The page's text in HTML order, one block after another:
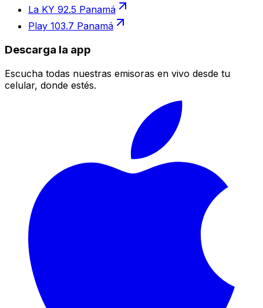
La KY 92.5 Panamá
Play 103.7 Panamá
Descarga la app
Escucha todas nuestras emisoras en vivo desde tu
celular, donde estés.